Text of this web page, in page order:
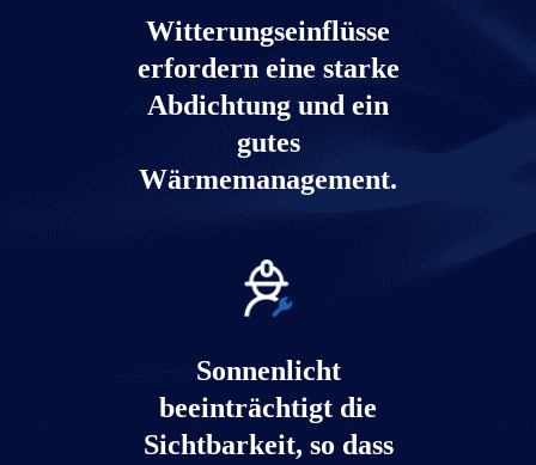
3D-LED-Display-Lösung für den
Witterungseinflüsse
erfordern eine starke
Abdichtung und ein
gutes
Wärmemanagement.
Sonnenlicht
beeinträchtigt die
Sichtbarkeit, so dass